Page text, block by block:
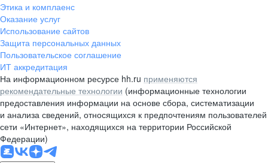
Этика и комплаенс
Оказание услуг
Использование сайтов
Защита персональных данных
Пользовательское соглашение
ИТ аккредитация
На информационном ресурсе hh.ru применяются
рекомендательные технологии (информационные технологии
предоставления информации на основе сбора, систематизации
и анализа сведений, относящихся к предпочтениям пользователей
сети «Интернет», находящихся на территории Российской
Федерации)